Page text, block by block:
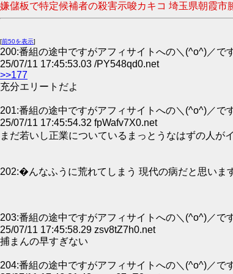
嫌儲板で特定候補者の殺害示唆カキコ 埼玉県朝霞
[前50を表示]
200:番組の途中ですがアフィサイトへの＼(^o^)／で
25/07/11 17:45:53.03 /PY548qd0.net
>>177
充分エリートだよ
201:番組の途中ですがアフィサイトへの＼(^o^)／で
25/07/11 17:45:54.32 fpWafv7X0.net
まだ若いし正業についているまっとうなはずの人が
202:�んなふうに荒れてしまう 現代の病だと思いま
203:番組の途中ですがアフィサイトへの＼(^o^)／で
25/07/11 17:45:58.29 zsv8tZ7h0.net
捕まんの早すぎない
204:番組の途中ですがアフィサイトへの＼(^o^)／で